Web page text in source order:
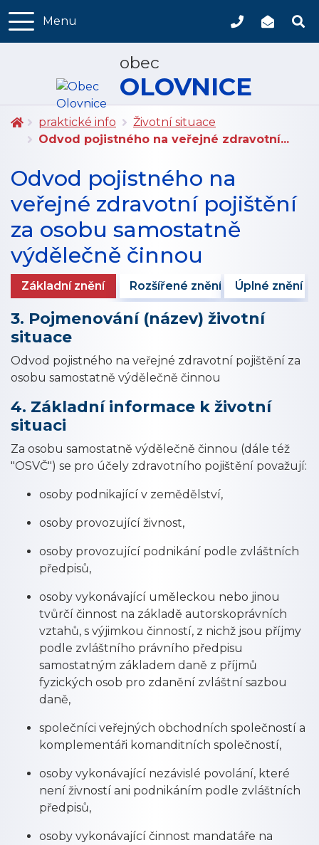
Menu
315 784 021
obec
OLOVNICE
Úvodní stránka
praktické info
Životní situace
Odvod pojistného na veřejné zdravotní...
Odvod pojistného na
veřejné zdravotní pojištění
za osobu samostatně
výdělečně činnou
Základní znění Rozšířené znění Úplné znění
3. Pojmenování (název) životní
situace
Odvod pojistného na veřejné zdravotní pojištění za
osobu samostatně výdělečně činnou
4. Základní informace k životní
situaci
Za osobu samostatně výdělečně činnou (dále též
"OSVČ") se pro účely zdravotního pojištění považují:
osoby podnikající v zemědělství,
osoby provozující živnost,
osoby provozující podnikání podle zvláštních
předpisů,
osoby vykonávající uměleckou nebo jinou
tvůrčí činnost na základě autorskoprávních
vztahů, s výjimkou činností, z nichž jsou příjmy
podle zvláštního právního předpisu
samostatným základem daně z příjmů
fyzických osob pro zdanění zvláštní sazbou
daně,
společníci veřejných obchodních společností a
komplementáři komanditních společností,
osoby vykonávající nezávislé povolání, které
není živností ani podnikáním podle zvláštních
předpisů,
osoby vykonávající činnost mandatáře na